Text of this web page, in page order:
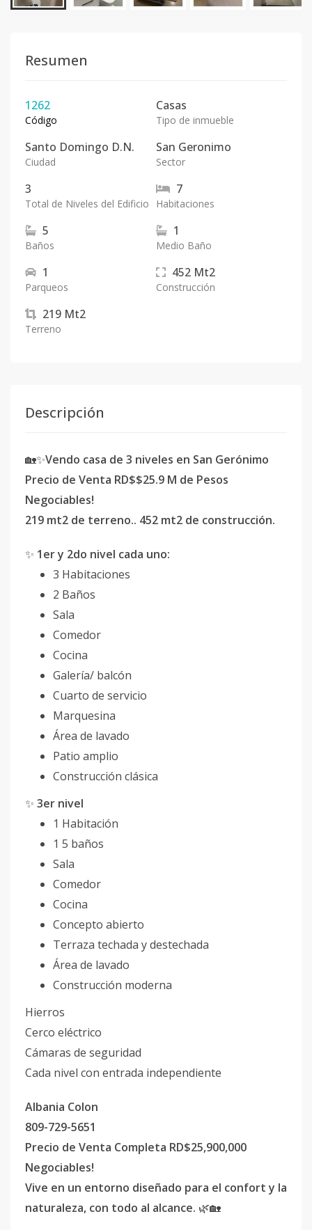
Resumen
1262
Código
Casas
Tipo de inmueble
Santo Domingo D.N.
Ciudad
San Geronimo
Sector
3
Total de Niveles del Edificio
7
Habitaciones
5
Baños
1
Medio Baño
1
Parqueos
452 Mt2
Construcción
219 Mt2
Terreno
Descripción
🏡✨Vendo casa de 3 niveles en San Gerónimo
Precio de Venta RD$$25.9 M de Pesos
Negociables!
219 mt2 de terreno.. 452 mt2 de construcción.
✨ 1er y 2do nivel cada uno:
3 Habitaciones
2 Baños
Sala
Comedor
Cocina
Galería/ balcón
Cuarto de servicio
Marquesina
Área de lavado
Patio amplio
Construcción clásica
✨ 3er nivel
1 Habitación
1 5 baños
Sala
Comedor
Cocina
Concepto abierto
Terraza techada y destechada
Área de lavado
Construcción moderna
Hierros
Cerco eléctrico
Cámaras de seguridad
Cada nivel con entrada independiente
Albania Colon
809-729-5651
Precio de Venta Completa RD$25,900,000
Negociables!
Vive en un entorno diseñado para el confort y la
naturaleza, con todo al alcance. 🌿🏡